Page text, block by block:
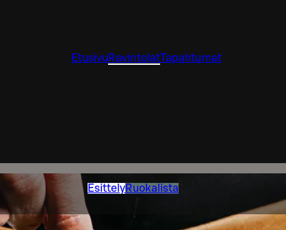
Etusivu RavintolatTapahtumat
EsittelyRuokalista